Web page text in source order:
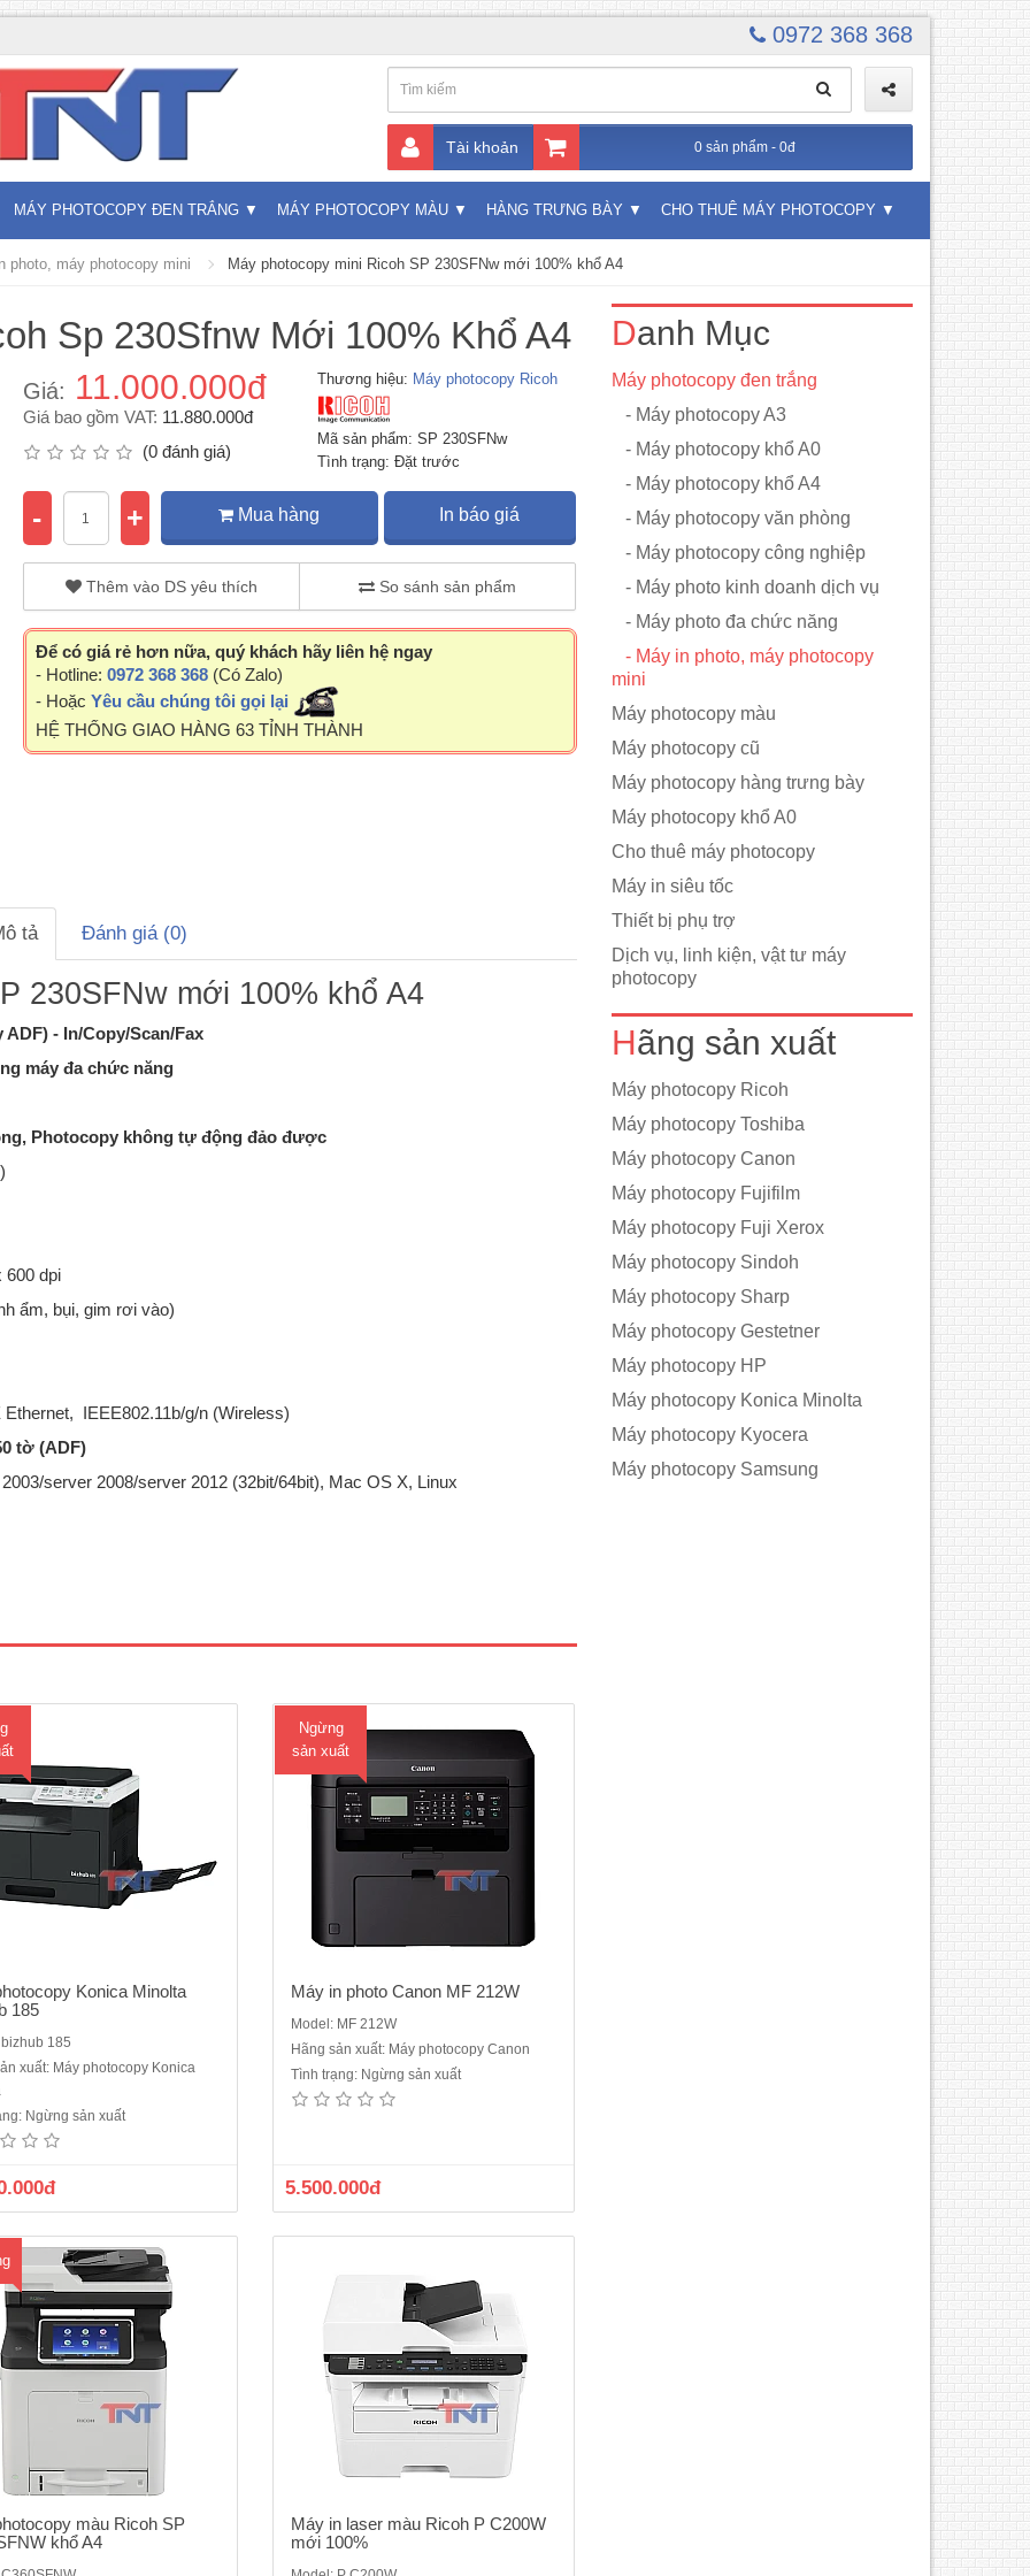
0972 368 368
Tài khoản 0 sản phẩm - 0đ
MÁY PHOTOCOPY ĐEN TRẮNG MÁY PHOTOCOPY MÀU HÀNG TRƯNG BÀY CHO THUÊ MÁY PHOTOCOPY
photo, máy photocopy mini Máy photocopy mini Ricoh SP 230SFNw mới 100% khổ A4
Sp 230Sfnw Mới 100% Khổ A4
Giá: 11.000.000đ
Giá bao gồm VAT: 11.880.000đ
(0 đánh giá)
Thương hiệu: Máy photocopy Ricoh
Mã sản phẩm: SP 230SFNw
Tình trạng: Đặt trước
- + Mua hàng In báo giá
Thêm vào DS yêu thích So sánh sản phẩm
Để có giá rẻ hơn nữa, quý khách hãy liên hệ ngay
- Hotline: 0972 368 368(Có Zalo)
- Hoặc Yêu cầu chúng tôi gọi lại
HỆ THỐNG GIAO HÀNG 63 TỈNH THÀNH
tả Đánh giá (0)
230SFNw mới 100% khổ A4
- In/Copy/Scan/Fax
máy đa chức năng
Photocopy không tự động đảo được
600 dpi
ẩm, bụi, gim rơi vào)
IEEE802.11b/g/n (Wireless)
tờ (ADF)
server 2008/server 2012 (32bit/64bit), Mac OS X, Linux
- A3Khay giấy vào : 1 khay x 250
Konica Minolta
185
185
xuất: Máy photocopy Konica
Ngừng sản xuất
Ngừng
sản xuất
phân giải copy, scan : 600 dpi x 600 dpi.-
Máy in photo Canon MF 212W
Model: MF 212W
Hãng sản xuất: Máy photocopy Canon
Tình trạng: Ngừng sản xuất
5.500.000đ
màu Ricoh SP C360SFNW máy
100% khổ A4, A5- Máy in màu đa
In, Scan, Copy, Fax.- Tốc độ in: 30
- Hỗ trợ in 2 mặt. - Giao tiếp:
LAN (IEEE 802.11 b/g/n),
màu Ricoh SP
khổ A4
Máy in Laser màu Ricoh P C200W mới
100%- Tốc độ in: 24 trang/phút (A4)- Bộ
khay 500 tờ) - Khay tay: 1 tờ- Khay giấy
Máy in laser màu Ricoh P C200W
mới 100%
Danh Mục
Máy photocopy đen trắng
- Máy photocopy A3
- Máy photocopy khổ A0
- Máy photocopy khổ A4
- Máy photocopy văn phòng
- Máy photocopy công nghiệp
- Máy photo kinh doanh dịch vụ
- Máy photo đa chức năng
- Máy in photo, máy photocopy
mini
Máy photocopy màu
Máy photocopy cũ
Máy photocopy hàng trưng bày
Máy photocopy khổ A0
Cho thuê máy photocopy
Máy in siêu tốc
Thiết bị phụ trợ
Dịch vụ, linh kiện, vật tư máy
photocopy
Hãng sản xuất
Máy photocopy Ricoh
Máy photocopy Toshiba
Máy photocopy Canon
Máy photocopy Fujifilm
Máy photocopy Fuji Xerox
Máy photocopy Sindoh
Máy photocopy Sharp
Máy photocopy Gestetner
Máy photocopy HP
Máy photocopy Konica Minolta
Máy photocopy Kyocera
Máy photocopy Samsung